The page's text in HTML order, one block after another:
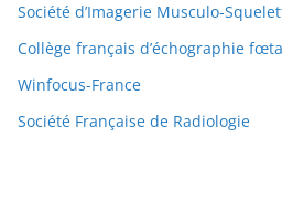
Société d’Imagerie Musculo-
Collège français d’échographie
Winfocus-France
Société Française de Radiologie